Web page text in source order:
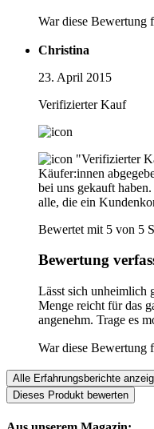
War diese Bewertung
Christina
23. April 2015
Verifizierter Kauf
"Verifizierter
Käufer:innen
bei uns gekauft
alle, die ein
Bewertet mit 5 von 5
Bewertung
Lässt sich unheimlich
Menge reicht für das
angenehm. Trage es
War diese Bewertung
Alle Erfahrungsberichte
Dieses Produkt bewerten